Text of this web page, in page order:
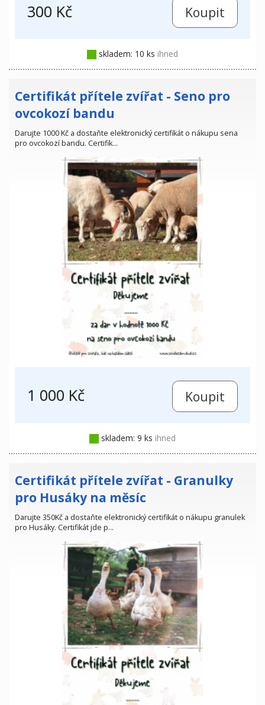
300 Kč
skladem: 10 ks ihned
Certifikát přítele zvířat - Seno pro
ovcokozí bandu
Darujte 1000 Kč a dostaňte elektronický certifikát o nákupu sena
pro ovcokozí bandu. Certifik…
1 000 Kč
skladem: 9 ks ihned
Certifikát přítele zvířat - Granulky
pro Husáky na měsíc
Darujte 350Kč a dostaňte elektronický certifikát o nákupu granulek
pro Husáky. Certifikát jde p…